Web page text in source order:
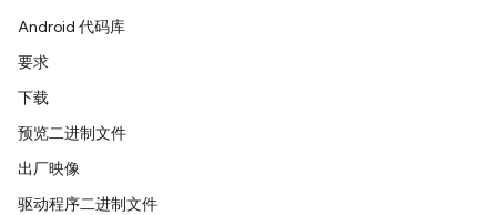
Android 代码库
要求
下载
预览二进制文件
出厂映像
驱动程序二进制文件